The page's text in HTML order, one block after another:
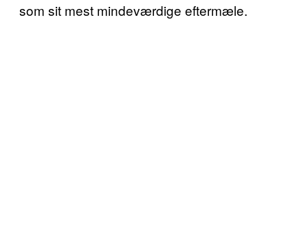
som sit mest mindeværdige eftermæle.